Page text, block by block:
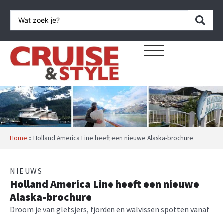
Home » Holland America Line heeft een nieuwe Alaska-brochure
NIEUWS
Holland America Line heeft een nieuwe
Alaska-brochure
Droom je van gletsjers, fjorden en walvissen spotten vanaf